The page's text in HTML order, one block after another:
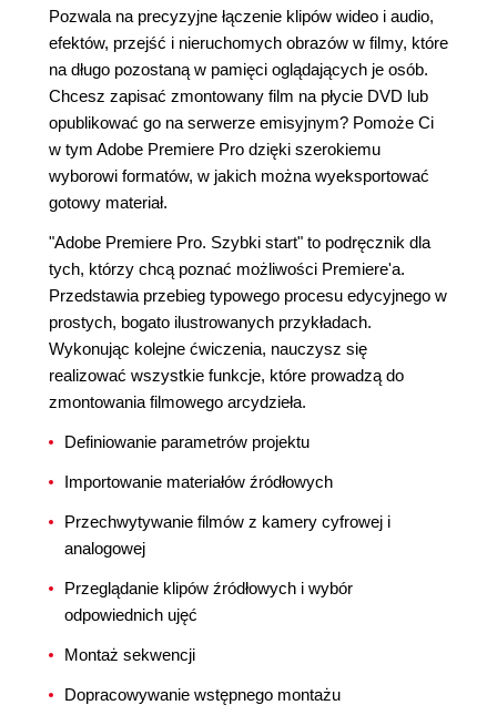
Pozwala na precyzyjne łączenie klipów wideo i audio,
efektów, przejść i nieruchomych obrazów w filmy, które
na długo pozostaną w pamięci oglądających je osób.
Chcesz zapisać zmontowany film na płycie DVD lub
opublikować go na serwerze emisyjnym? Pomoże Ci
w tym Adobe Premiere Pro dzięki szerokiemu
wyborowi formatów, w jakich można wyeksportować
gotowy materiał.
"Adobe Premiere Pro. Szybki start" to podręcznik dla
tych, którzy chcą poznać możliwości Premiere'a.
Przedstawia przebieg typowego procesu edycyjnego w
prostych, bogato ilustrowanych przykładach.
Wykonując kolejne ćwiczenia, nauczysz się
realizować wszystkie funkcje, które prowadzą do
zmontowania filmowego arcydzieła.
Definiowanie parametrów projektu
Importowanie materiałów źródłowych
Przechwytywanie filmów z kamery cyfrowej i
analogowej
Przeglądanie klipów źródłowych i wybór
odpowiednich ujęć
Montaż sekwencji
Dopracowywanie wstępnego montażu